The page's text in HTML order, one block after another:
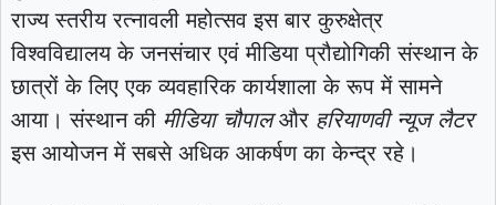
राज्य स्तरीय रत्नावली महोत्सव इस बार कुरुक्षेत्र
विश्वविद्यालय के जनसंचार एवं मीडिया प्रौद्योगिकी संस्थान के
छात्रों के लिए एक व्यवहारिक कार्यशाला के रूप में सामने
आया। संस्थान की मीडिया चौपालऔर हरियाणवी न्यूज लैटर
इस आयोजन में सबसे अधिक आकर्षण का केन्द्र रहे।